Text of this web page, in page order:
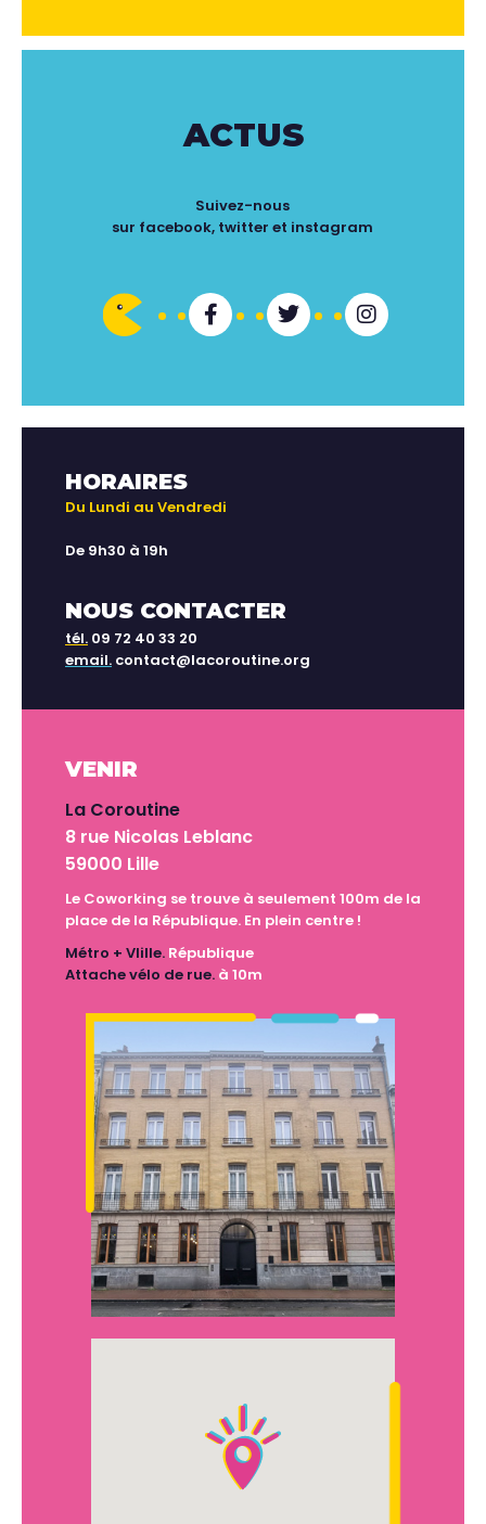
ACTUS
Suivez-nous
sur facebook, twitter et instagram
HORAIRES
Du Lundi au Vendredi
De 9h30 à 19h
NOUS CONTACTER
tél. 09 72 40 33 20
email. contact@lacoroutine.org
VENIR
La Coroutine
8 rue Nicolas Leblanc
59000 Lille
Le Coworking se trouve à seulement 100m de la
place de la République. En plein centre !
Métro + Vlille. République
Attache vélo de rue. à 10m